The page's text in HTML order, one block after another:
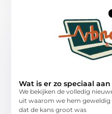
Wat is er zo speciaal
We bekijken de volledig
uit waarom we hem
dat de kans groot was